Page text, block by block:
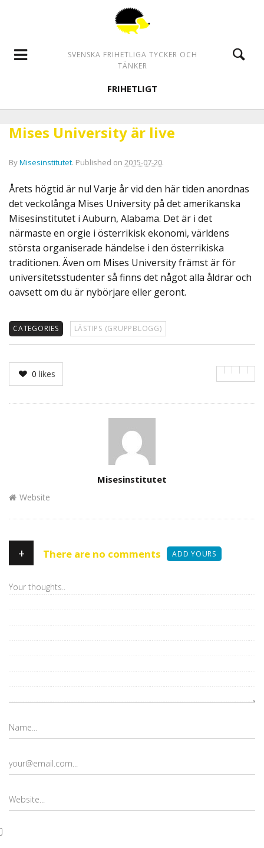
SVENSKA FRIHETLIGA TYCKER OCH
TÄNKER
FRIHETLIGT
Mises University är live
ByMisesinstitutet. Published on 2015-07-20.
Årets högtid är nu! Varje år vid den här tiden anordnas
det veckolånga Mises University på det amerikanska
Misesinstitutet i Auburn, Alabama. Det är i det
närmaste en orgie i österrikisk ekonomi, världens
största organiserade händelse i den österrikiska
traditionen. Även om Mises University främst är för
universitetsstudenter så finns det något alla åldrar och
oavsett om du är nybörjare eller geront.
CATEGORIES LÄSTIPS (GRUPPBLOGG)
0 likes
Misesinstitutet
Website
+ There are no comments ADD YOURS